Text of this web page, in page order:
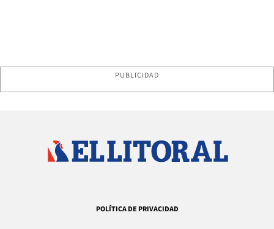
PUBLICIDAD
POLÍTICA DE PRIVACIDAD